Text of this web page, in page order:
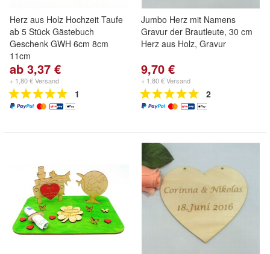
Herz aus Holz Hochzeit Taufe
ab 5 Stück Gästebuch
Geschenk GWH 6cm 8cm
11cm
ab 3,37 €
+ 1,80 € Versand
1
Jumbo Herz mit Namens
Gravur der Brautleute, 30 cm
Herz aus Holz, Gravur
9,70 €
+ 1,80 € Versand
2